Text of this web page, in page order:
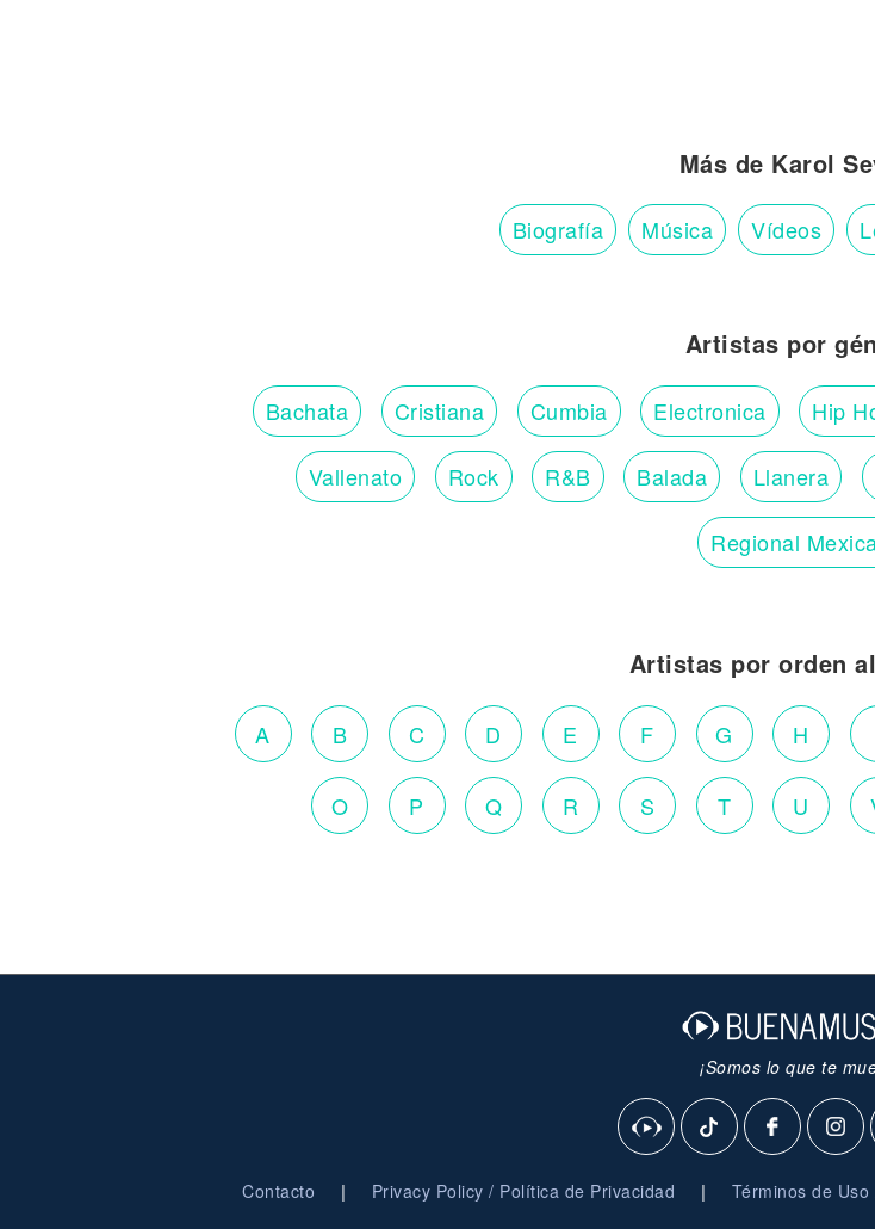
Más de Karol
Biografía Música Vídeos
Artistas por
Bachata Cristiana Cumbia Electronica Hip
Vallenato Rock R&B Balada Llanera
Regional
Artistas por orden
A B C D E F G H
O P Q R S T U
¡Somos lo que te
Contacto | Privacy Policy / Política de Privacidad | Términos de